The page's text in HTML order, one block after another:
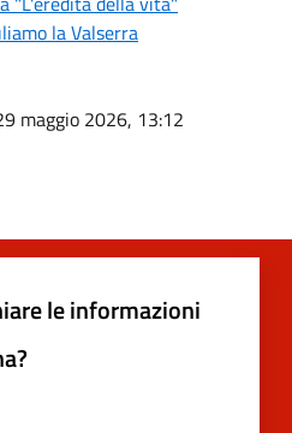
la Valserra
maggio 2026, 13:12
le informazioni